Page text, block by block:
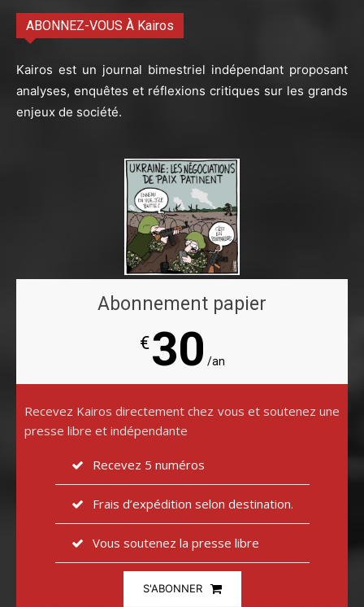
ABONNEZ-VOUS À Kairos
Kairos est un journal bimestriel indépendant proposant
analyses, enquêtes et réflexions critiques sur les grands
enjeux de société.
Abonnement papier
€30 /an
Recevez Kairos directement chez vous et soutenez une
presse libre et indépendante
Recevez 5 numéros
Frais d’expédition selon destination.
Vous soutenez la presse libre
S'ABONNER